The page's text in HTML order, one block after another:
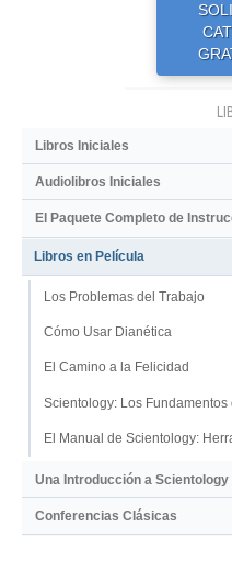
Libros Iniciales
Audiolibros Iniciales
El Paquete Completo de
Libros en Película
Los Problemas del Trabajo
Cómo Usar Dianética
El Camino a la Felicidad
Scientology: Los Fundamentos
El Manual de Scientology:
Una Introducción a Scientology
Conferencias Clásicas